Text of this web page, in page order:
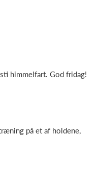
himmelfart. God fridag!
på et af holdene,